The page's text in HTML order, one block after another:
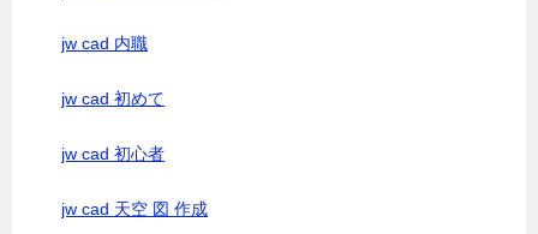
jw cad 内職
jw cad 初めて
jw cad 初心者
jw cad 天空 図 作成